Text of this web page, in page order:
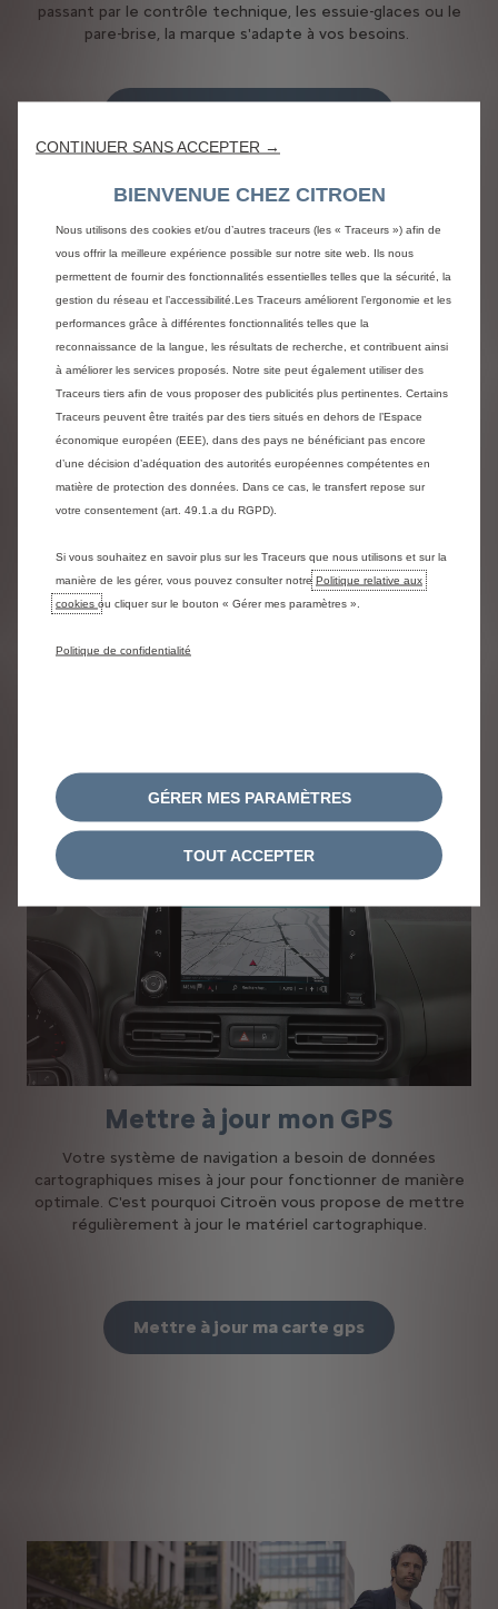
passant par le contrôle technique, les essuie-glaces ou le
pare-brise, la marque s'adapte à vos besoins.
Rendez-vous en ligne
En quelques clics, sélectionnez l'atelier le plus proche de
chez vous et choisissez l'heure exacte de votre visite.
Citroen Service met tout en œuvre pour assurer le suivi,
Mettre à jour mon GPS
Votre système de navigation a besoin de données
cartographiques mises à jour pour fonctionner de manière
optimale. C'est pourquoi Citroën vous propose de mettre
régulièrement à jour le matériel cartographique.
Mettre à jour ma carte gps
CONTINUER SANS ACCEPTER →
BIENVENUE CHEZ CITROEN
Nous utilisons des cookies et/ou d’autres traceurs (les « Traceurs ») afin de
vous offrir la meilleure expérience possible sur notre site web. Ils nous
permettent de fournir des fonctionnalités essentielles telles que la sécurité, la
gestion du réseau et l’accessibilité.Les Traceurs améliorent l’ergonomie et les
performances grâce à différentes fonctionnalités telles que la
reconnaissance de la langue, les résultats de recherche, et contribuent ainsi
à améliorer les services proposés. Notre site peut également utiliser des
Traceurs tiers afin de vous proposer des publicités plus pertinentes. Certains
Traceurs peuvent être traités par des tiers situés en dehors de l’Espace
économique européen (EEE), dans des pays ne bénéficiant pas encore
d’une décision d’adéquation des autorités européennes compétentes en
matière de protection des données. Dans ce cas, le transfert repose sur
votre consentement (art. 49.1.a du RGPD).
Si vous souhaitez en savoir plus sur les Traceurs que nous utilisons et sur la
manière de les gérer, vous pouvez consulter notre Politique relative aux
cookies ou cliquer sur le bouton « Gérer mes paramètres ».
Politique de confidentialité
GÉRER MES PARAMÈTRES
TOUT ACCEPTER